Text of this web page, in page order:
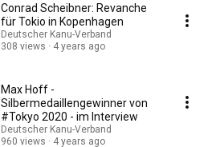
Conrad Scheibner: Revanche
für Tokio in Kopenhagen
Deutscher Kanu-Verband
308 views
4 years ago
Max Hoff -
Silbermedaillengewinner von
#Tokyo 2020 - im Interview
Deutscher Kanu-Verband
960 views
4 years ago